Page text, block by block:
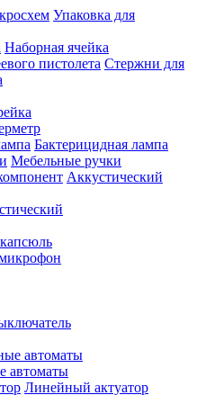
Упаковка для
Наборная ячейка
Стержни для
Бактерицидная лампа
Мебельные ручки
Аккустический
автоматы
Линейный актуатор